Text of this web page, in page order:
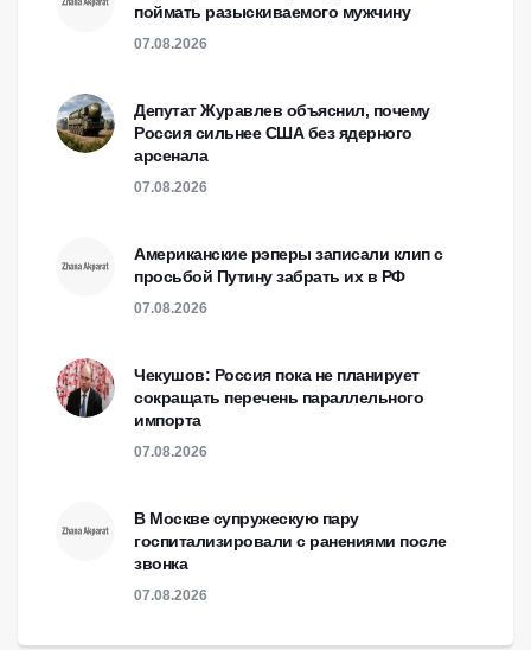
поймать разыскиваемого мужчину
07.08.2026
Депутат Журавлев объяснил, почему
Россия сильнее США без ядерного
арсенала
07.08.2026
Американские рэперы записали клип с
просьбой Путину забрать их в РФ
07.08.2026
Чекушов: Россия пока не планирует
сокращать перечень параллельного
импорта
07.08.2026
В Москве супружескую пару
госпитализировали с ранениями после
звонка
07.08.2026